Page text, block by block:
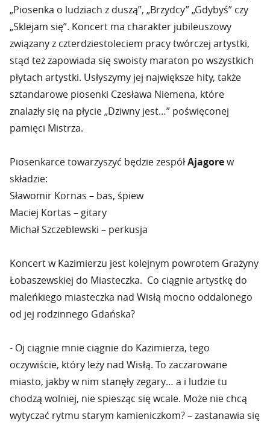
„Piosenka o ludziach z duszą”, „Brzydcy” „Gdybyś” czy
„Sklejam się”. Koncert ma charakter jubileuszowy
związany z czterdziestoleciem pracy twórczej artystki,
stąd też zapowiada się swoisty maraton po wszystkich
płytach artystki. Usłyszymy jej największe hity, także
sztandarowe piosenki Czesława Niemena, które
znalazły się na płycie „Dziwny jest…” poświęconej
pamięci Mistrza.
Piosenkarce towarzyszyć będzie zespółAjagorew
składzie:
Sławomir Kornas – bas, śpiew
Maciej Kortas – gitary
Michał Szczeblewski – perkusja
Koncert w Kazimierzu jest kolejnym powrotem Grażyny
Łobaszewskiej do Miasteczka. Co ciągnie artystkę do
maleńkiego miasteczka nad Wisłą mocno oddalonego
od jej rodzinnego Gdańska?
- Oj ciągnie mnie ciągnie do Kazimierza, tego
oczywiście, który leży nad Wisłą. To zaczarowane
miasto, jakby w nim stanęły zegary… a i ludzie tu
chodzą wolniej, nie spiesząc się wcale. Może nie chcą
wytyczać rytmu starym kamieniczkom? – zastanawia się